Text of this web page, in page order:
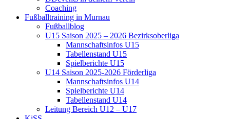
Coaching
Fußballtraining in Murnau
Fußballblog
U15 Saison 2025 – 2026 Bezirksoberliga
Mannschaftsinfos U15
Tabellenstand U15
Spielberichte U15
U14 Saison 2025-2026 Förderliga
Mannschaftsinfos U14
Spielberichte U14
Tabellenstand U14
Leitung Bereich U12 – U17